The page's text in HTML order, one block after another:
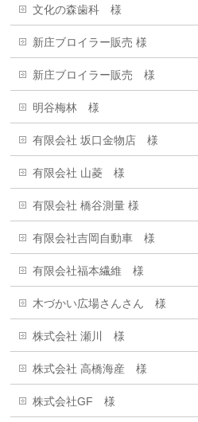
文化の森歯科 様
新庄ブロイラー販売 様
新庄ブロイラー販売 様
明谷梅林 様
有限会社 坂口金物店 様
有限会社 山菱 様
有限会社 橋谷測量 様
有限会社吉岡自動車 様
有限会社福本繊維 様
木づかい広場さんさん 様
株式会社 瀬川 様
株式会社 高橋海産 様
株式会社GF 様